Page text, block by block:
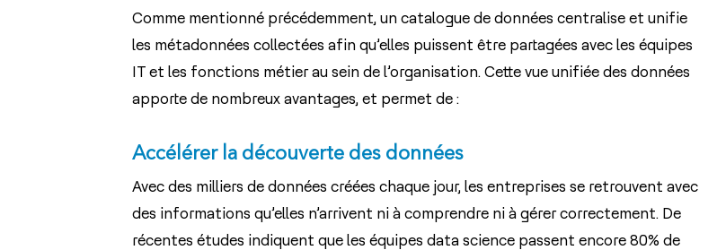
Comme mentionné précédemment, un catalogue de données centralise et unifie
les métadonnées collectées afin qu’elles puissent être partagées avec les équipes
IT et les fonctions métier au sein de l’organisation. Cette vue unifiée des données
apporte de nombreux avantages, et permet de :
Accélérer la découverte des données
Avec des milliers de données créées chaque jour, les entreprises se retrouvent avec
des informations qu’elles n’arrivent ni à comprendre ni à gérer correctement. De
récentes études indiquent que les équipes data science passent encore 80% de